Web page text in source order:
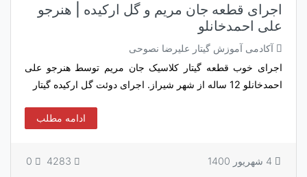
اجرای قطعه جان مریم و گل ارکیده | هنرجو
علی احمدخانلو
آکادمی آموزش گیتار علیرضا نصوحی
اجرای خوب قطعه گیتار کلاسیک جان مریم توسط هنرجو علی
احمدخانلو 12 ساله از شهر شیراز. اجرای دوئت گل ارکیده گیتار
ادامه مطلب